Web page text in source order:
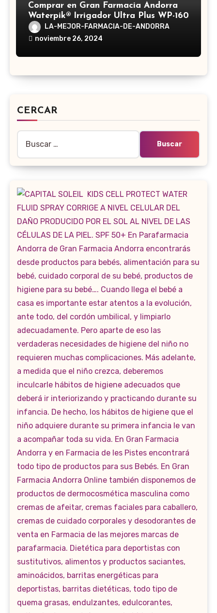
Comprar en Gran Farmacia Andorra
Waterpik® Irrigador Ultra Plus WP-160
LA-MEJOR-FARMACIA-DE-ANDORRA
noviembre 26, 2024
CERCAR